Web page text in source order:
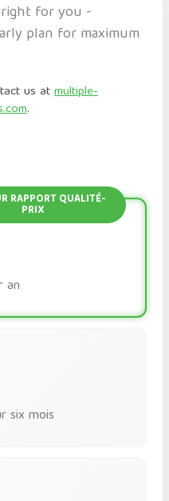
for you -
plan for maximum
us atmultiple-
.
an
six mois